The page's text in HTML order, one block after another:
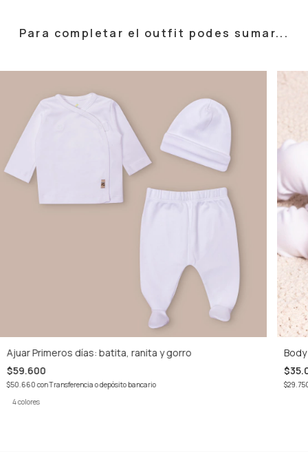
Para completar el outfit podes sumar...
Ajuar Primeros días: batita, ranita y gorro
$59.600
$50.660conTransferencia o depósito bancario
4 colores